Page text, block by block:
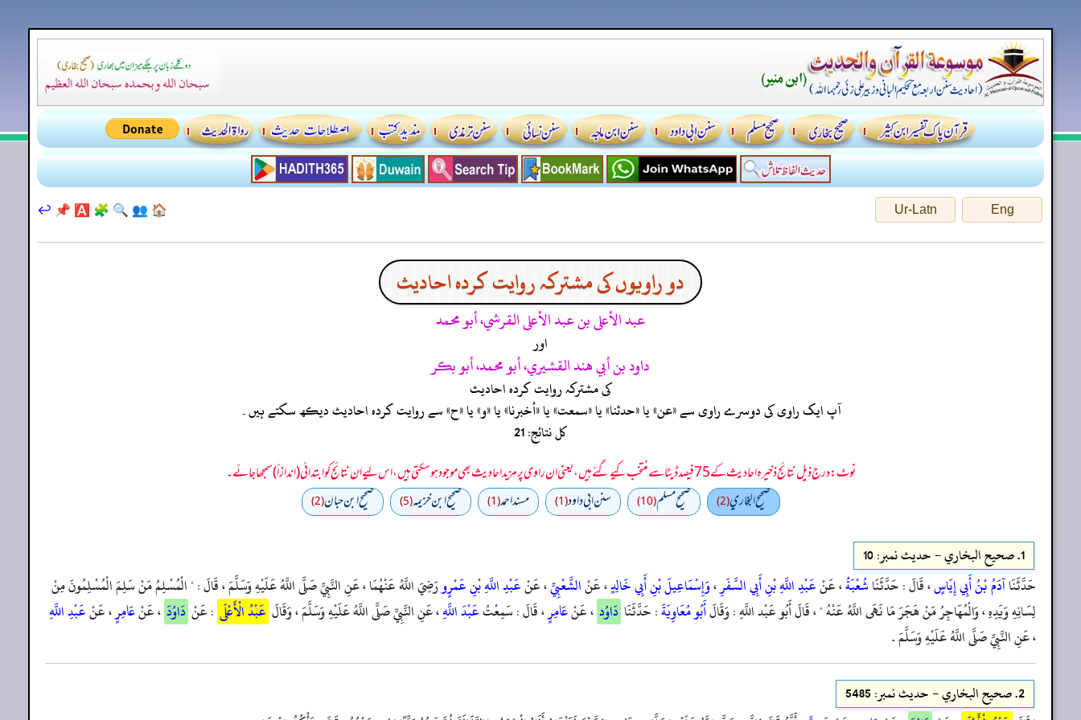
Eng
Ur-Latn
🏠
👥
🔍
🧩
🅰️
📌
↩️
دو راویوں کی مشترکہ روایت کردہ احادیث
عبد الأعلى بن عبد الأعلى القرشي، أبو محمد
اور
داود بن أبي هند القشيري، أبو محمد، أبو بكر
کی مشترکہ روایت کردہ احادیث
آپ ایک راوی کی دوسرے راوی سے «عن» یا «حدثنا» یا «سمعت» یا «أخبرنا» یا «و» یا «ح» سے روایت کردہ احادیث دیکھ سکتے ہیں۔
کل نتائج: 21
نوٹ: درج ذیل نتائج ذخیرہ احادیث کے 75 فیصد ڈیٹا سے منتخب کیے گئے ہیں، یعنی ان راوی پر مزید احادیث بھی موجود ہو سکتی ہیں، اس لیے ان نتائج کو ابتدائی (اندازاً) سمجھا جائے۔
صحيح البخاري(2) صحيح مسلم(10) سنن ابي داود(1) مسند احمد(1) صحيح ابن خزيمه(5) صحیح ابن حبان(2)
1. صحيح البخاري - حدیث نمبر: 10
حَدَّثَنَاآدَمُ بْنُ أَبِي إِيَاسٍ، قَالَ : حَدَّثَنَاشُعْبَةُ، عَنْعَبْدِ اللَّهِ بْنِ أَبِي السَّفَرِ،وَإِسْمَاعِيلَ بْنِ أَبِي خَالِدٍ، عَنْالشَّعْبِيِّ، عَنْعَبْدِ اللَّهِ بْنِ عَمْرٍورَضِيَ اللَّهُ عَنْهُمَا ، عَنِ النَّبِيِّ صَلَّى اللَّهُ عَلَيْهِ وَسَلَّمَ ، قَالَ : " الْمُسْلِمُ مَنْ سَلِمَ الْمُسْلِمُونَ مِنْ
لِسَانِهِ وَيَدِهِ ، وَالْمُهَاجِرُ مَنْ هَجَرَ مَا نَهَى اللَّهُ عَنْهُ " ، قَالَ أَبُو عَبْد اللَّهِ : وَقَالَأَبُو مُعَاوِيَةَ: حَدَّثَنَا دَاوُد ، عَنْعَامِرٍ، قَالَ : سَمِعْتُعَبْدَ اللَّهِ، عَنِ النَّبِيِّ صَلَّى اللَّهُ عَلَيْهِ وَسَلَّمَ ، وَقَالَ عَبْدُ الْأَعْلَى : عَنْ دَاوُدَ ، عَنْعَامِرٍ، عَنْعَبْدِ اللَّهِ
، عَنِ النَّبِيِّ صَلَّى اللَّهُ عَلَيْهِ وَسَلَّمَ .
2. صحيح البخاري - حدیث نمبر: 5485